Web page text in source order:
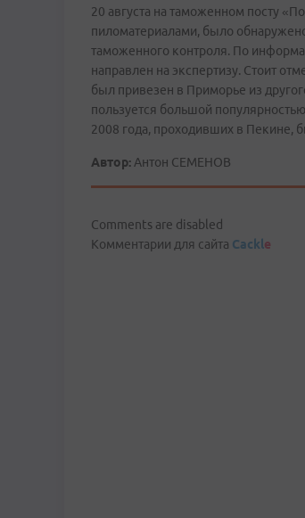
20 августа на таможенном посту
пиломатериалами, было
таможенного контроля. По
направлен на экспертизу. Стоит
был привезен в Приморье из
пользуется большой
2008 года, проходивших в Пекине,
Автор: Антон СЕМЕНОВ
Comments are disabled
Комментарии для сайта Cackle